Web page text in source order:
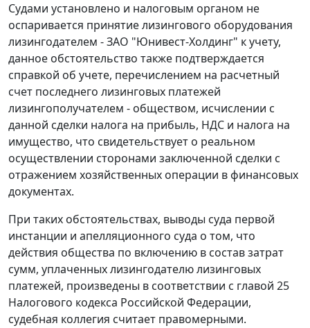
Судами установлено и налоговым органом не
оспаривается принятие лизингового оборудования
лизингодателем - ЗАО "Юнивест-Холдинг" к учету,
данное обстоятельство также подтверждается
справкой об учете, перечислением на расчетный
счет последнего лизинговых платежей
лизингополучателем - обществом, исчислении с
данной сделки налога на прибыль, НДС и налога на
имущество, что свидетельствует о реальном
осуществлении сторонами заключенной сделки с
отражением хозяйственных операции в финансовых
документах.
При таких обстоятельствах, выводы суда первой
инстанции и апелляционного суда о том, что
действия общества по включению в состав затрат
сумм, уплаченных лизингодателю лизинговых
платежей, произведены в соответствии с главой 25
Налогового кодекса Российской Федерации,
судебная коллегия считает правомерными.